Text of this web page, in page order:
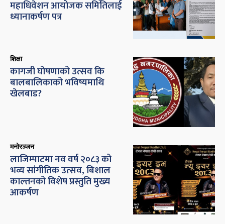
महाधिवेशन आयोजक समितिलाई
ध्यानाकर्षण पत्र
शिक्षा
कागजी घोषणाको उत्सव कि
बालबालिकाको भविष्यमाथि
खेलबाड?
मनोरञ्जन
लाजिम्पाटमा नव वर्ष २०८३ को
भव्य सांगीतिक उत्सव, बिशाल
काल्तनको विशेष प्रस्तुति मुख्य
आकर्षण